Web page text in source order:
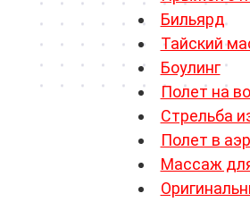
Бильярд
Тайский
Боулинг
Полет на
Стрельба
Полет в
Массаж